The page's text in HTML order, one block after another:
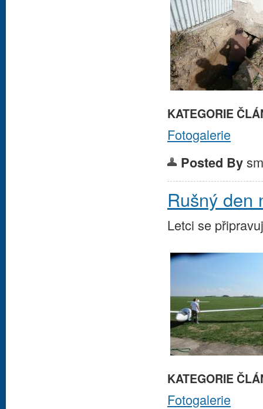
KATEGORIE
Fotogalerie
Posted By
Rušný den
Letci se
KATEGORIE
Fotogalerie